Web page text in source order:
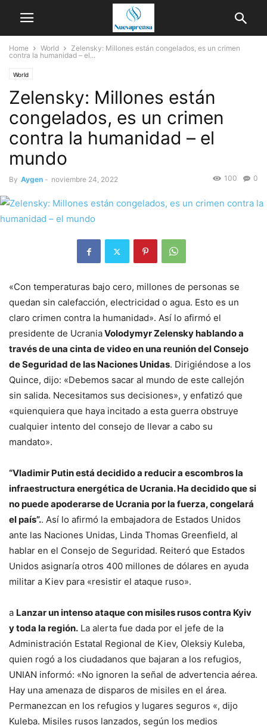
Home World
Zelensky: Millones están congelados, es un crimen
contra la humanidad – el...
World
Zelensky: Millones están
congelados, es un crimen
contra la humanidad – el
mundo
By Aygen - noviembre 24, 2022 0
100
«Con temperaturas bajo cero, millones de personas se
quedan sin calefacción, electricidad o agua. Esto es un
claro crimen contra la humanidad». Así lo afirmó el
presidente de UcraniaVolodymyr Zelensky hablando a
través de una cinta de video en una reunión del Consejo
de Seguridad de las Naciones Unidas. Dirigiéndose a los
Quince, dijo: «Debemos sacar al mundo de este callejón
sin salida. Necesitamos sus decisiones», y enfatizó que
«quienquiera que haya incitado a esta guerra obstruye
cualquier intento del consejo de llevar a cabo su
mandato».
“Vladimir Putin está decidido a reducir a escombros la
infraestructura energética de Ucrania. Ha decidido que si
no puede apoderarse de Ucrania por la fuerza, congelará
el país”.. Así lo afirmó la embajadora de Estados Unidos
ante las Naciones Unidas, Linda Thomas Greenfield, al
hablar en el Consejo de Seguridad. Reiteró que Estados
Unidos asignaría otros 400 millones de dólares en ayuda
militar a Kiev para «resistir el ataque ruso».
a Lanzar un intenso ataque con misiles rusos contra Kyiv
y toda la región. La alerta fue dada por el jefe de la
Administración Estatal Regional de Kiev, Oleksiy Kuleba,
quien rogó a los ciudadanos que bajaran a los refugios,
UNIAN informó: «No ignoren la señal de advertencia aérea.
Hay una amenaza de disparos de misiles en el área.
Permanezcan en los refugios y lugares seguros «, dijo
Kuleba. Misiles rusos lanzados, según los medios